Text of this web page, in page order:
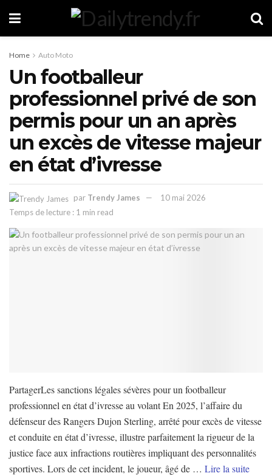
Home Auto Moto
Un footballeur
professionnel privé de son
permis pour un an après
un excès de vitesse majeur
en état d’ivresse
par Trendy James
10 mai 2026
Temps de lecture : 1 min read
PartagerLes sanctions légales sévères pour un footballeur
professionnel en état d’ivresse au volant En 2025, l’affaire du
défenseur des Rangers Dujon Sterling, arrêté pour excès de vitesse
et conduite en état d’ivresse, illustre parfaitement la rigueur de la
justice face aux infractions routières impliquant des personnalités
sportives. Lors de cet incident, le joueur, âgé de … Lire la suite